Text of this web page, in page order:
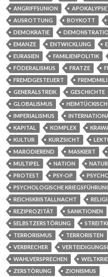
ANGRIFFSUNION
APOKALYPSE
AUSROTTUNG
BOYKOTT
DEMOKRATIE
EMANZE
ENTWICKLUNG
EURASIEN
FAMILIENPOLITIK
FÖDERALISMUS
FRATZE
FREMDGESTEUERT
GENERALSTREIK
GESCHICHTE
GLOBALISMUS
HEIMTÜCKISCH
IMPERIALISMUS
KAPITAL
KOMPLEX
KULTUR
KURZSICHT
MARODIEREND
MASKIERT
MULTIPEL
NATION NATUR
PROTEST
PSY-OP
PSYCHOLOGISCHE
REICHSKRISTALLNACHT
REZIPROZITÄT
SANKTIONEN
SELBSTZERSTÖRUNG
TERRORISMUS
TERRORISTEN
VERBRECHER
WAHLVERSPRECHEN
ZERSTÖRUNG
ZIONISMUS